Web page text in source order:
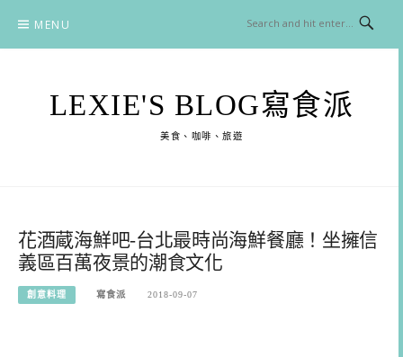
content
MENU
LEXIE'S BLOG寫食派
美食、咖啡、旅遊
花酒蔵海鮮吧-台北最時尚海鮮餐廳！坐擁信
義區百萬夜景的潮食文化
創意料理 寫食派 2018-09-07